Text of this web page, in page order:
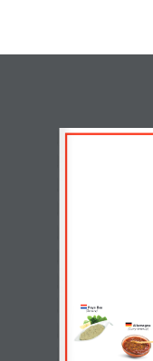
Allemagne
(Curry Ketchup)
Pays Bas
(Tartare)